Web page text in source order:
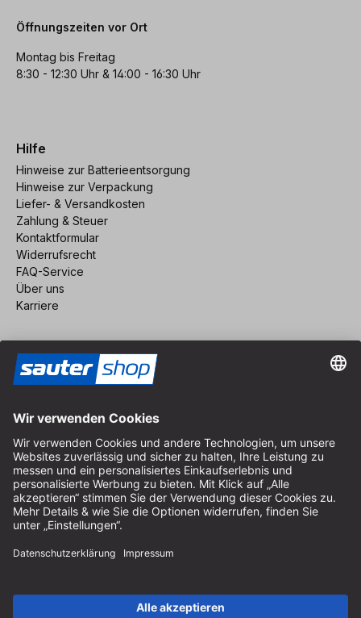
Öffnungszeiten vor Ort
Montag bis Freitag
8:30 - 12:30 Uhr & 14:00 - 16:30 Uhr
Hilfe
Hinweise zur Batterieentsorgung
Hinweise zur Verpackung
Liefer- & Versandkosten
Zahlung & Steuer
Kontaktformular
Widerrufsrecht
FAQ-Service
Über uns
Karriere
Impressum
AGB
Datenschutz
Cookie-Einstellungen
© 2026 sauter GmbH
* kostenloser Versand ab 150 Euro Bestellwert innerhalb
Deutschlands für die Standard-Paketgrößen - ausgenommen